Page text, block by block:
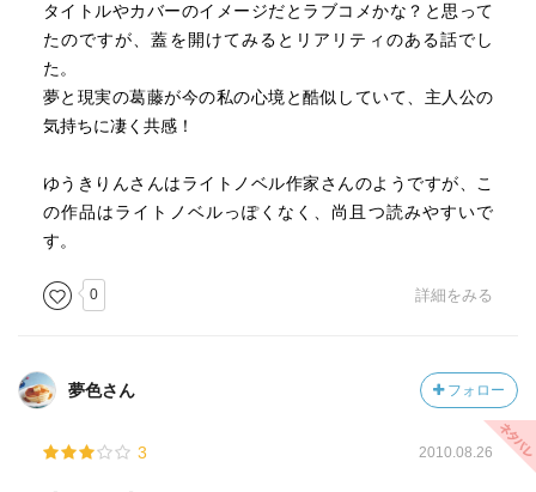
タイトルやカバーのイメージだとラブコメかな？と思って
たのですが、蓋を開けてみるとリアリティのある話でし
た。
夢と現実の葛藤が今の私の心境と酷似していて、主人公の
気持ちに凄く共感！
ゆうきりんさんはライトノベル作家さんのようですが、こ
の作品はライトノベルっぽくなく、尚且つ読みやすいで
す。
0 詳細をみる
夢色さん フォロー
3 2010.08.26